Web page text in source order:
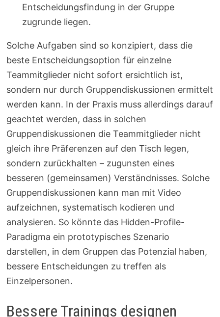
Entscheidungsfindung in der Gruppe
zugrunde liegen.
Solche Aufgaben sind so konzipiert, dass die
beste Entscheidungsoption für einzelne
Teammitglieder nicht sofort ersichtlich ist,
sondern nur durch Gruppendiskussionen ermittelt
werden kann. In der Praxis muss allerdings darauf
geachtet werden, dass in solchen
Gruppendiskussionen die Teammitglieder nicht
gleich ihre Präferenzen auf den Tisch legen,
sondern zurückhalten – zugunsten eines
besseren (gemeinsamen) Verständnisses. Solche
Gruppendiskussionen kann man mit Video
aufzeichnen, systematisch kodieren und
analysieren. So könnte das Hidden-Profile-
Paradigma ein prototypisches Szenario
darstellen, in dem Gruppen das Potenzial haben,
bessere Entscheidungen zu treffen als
Einzelpersonen.
Bessere Trainings designen